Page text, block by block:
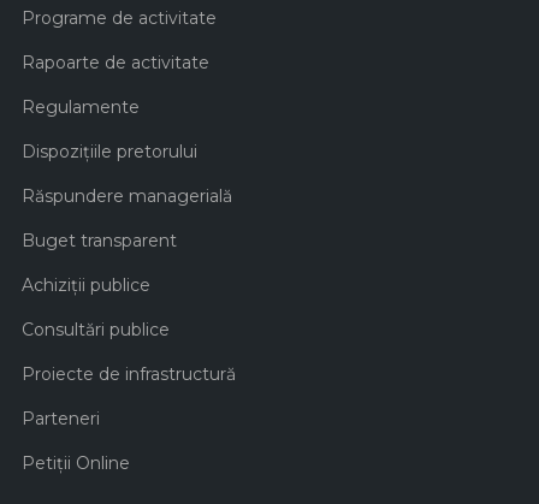
Programe de activitate
Rapoarte de activitate
Regulamente
Dispozițiile pretorului
Răspundere managerială
Buget transparent
Achiziţii publice
Consultări publice
Proiecte de infrastructură
Parteneri
Petiții Online